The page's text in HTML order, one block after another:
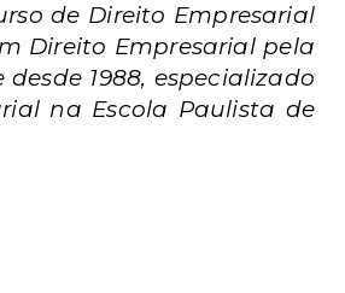
de Direito Empresarial
Direito Empresarial pela
1988, especializado
na Escola Paulista de